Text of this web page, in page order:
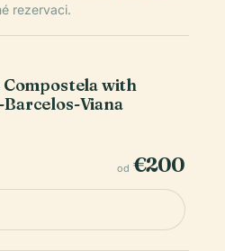
rezervaci.
with
Viana
od €200